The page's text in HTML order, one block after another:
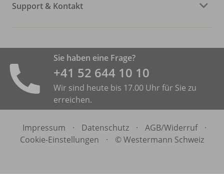
Support & Kontakt
Sie haben eine Frage?
+41 52 644 10 10
Wir sind heute bis 17.00 Uhr für Sie zu
erreichen.
Impressum · Datenschutz · AGB/Widerruf
·
Cookie-Einstellungen
· © Westermann Schweiz